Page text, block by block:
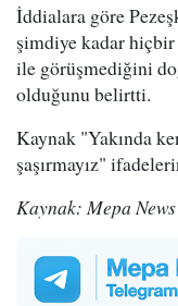
İddialara göre
şimdiye kadar
ile görüşmediğini
olduğunu belirtti.
Kaynak "Yakında
şaşırmayız"
Kaynak: Mepa News